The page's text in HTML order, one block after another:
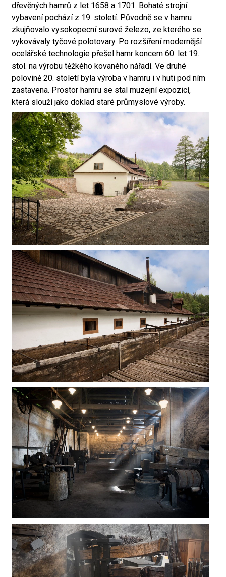
dřevěných hamrů z let 1658 a 1701. Bohaté strojní
vybavení pochází z 19. století. Původně se v hamru
zkujňovalo vysokopecní surové železo, ze kterého se
vykovávaly tyčové polotovary. Po rozšíření modernější
ocelářské technologie přešel hamr koncem 60. let 19.
stol. na výrobu těžkého kovaného nářadí. Ve druhé
polovině 20. století byla výroba v hamru i v huti pod ním
zastavena. Prostor hamru se stal muzejní expozicí,
která slouží jako doklad staré průmyslové výroby.